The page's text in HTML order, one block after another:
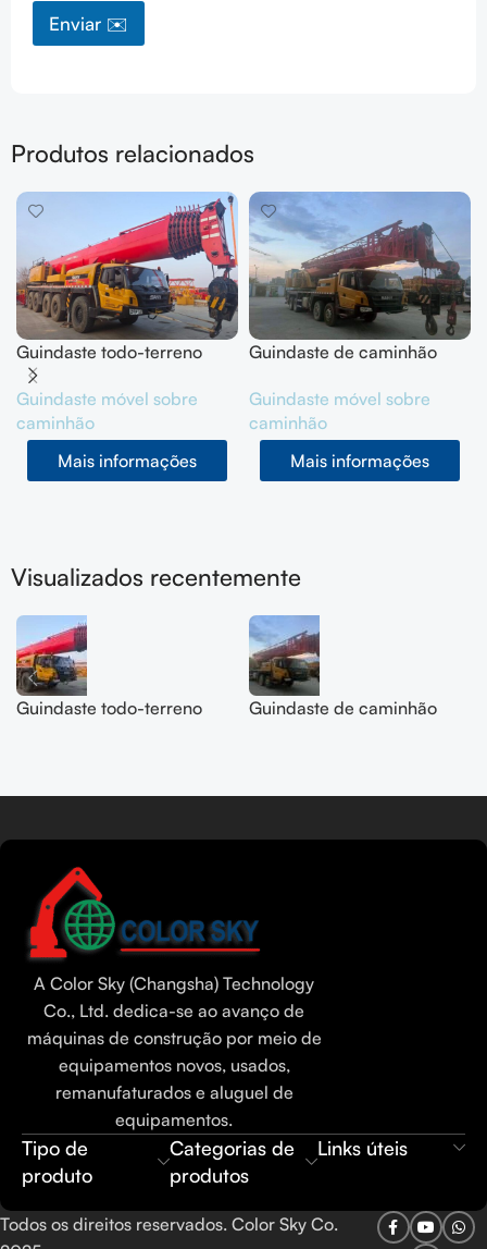
Enviar ✉️
Produtos relacionados
Guindaste todo-terreno
SANY 200T
SYM5556JQZ200C, 2
mãos, ano 2022
Guindaste móvel sobre
caminhão
Mais informações
Guindaste de caminhão
(STC500E5) 2 mãos, ano
2021
Guindaste móvel sobre
caminhão
Mais informações
Visualizados recentemente
Guindaste todo-terreno
Guindaste de caminhão
A Color Sky (Changsha) Technology
Co., Ltd. dedica-se ao avanço de
máquinas de construção por meio de
equipamentos novos, usados,
remanufaturados e aluguel de
equipamentos.
Tipo de
produto
Categorias de
produtos
Links úteis
Todos os direitos reservados. Color Sky Co.
French
Spanish
Indonesian
Vietnamese
Thai
Russian
Hindi
Urdu
Tamil